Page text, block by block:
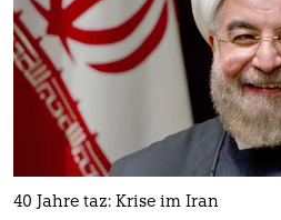
40 Jahre taz: Krise im Iran